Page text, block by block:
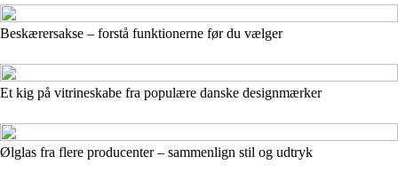
Beskærersakse – forstå funktionerne før du vælger
Et kig på vitrineskabe fra populære danske designmærker
Ølglas fra flere producenter – sammenlign stil og udtryk